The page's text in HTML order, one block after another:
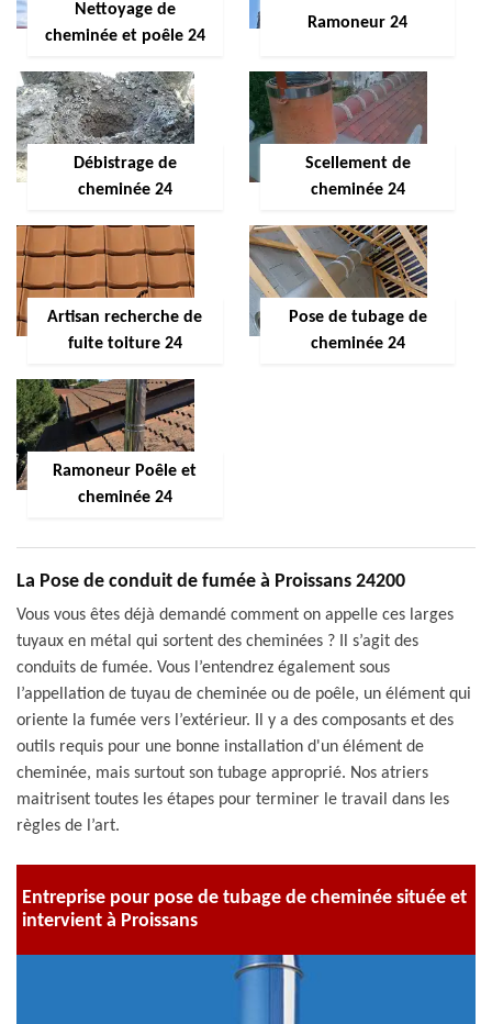
Nettoyage de
cheminée et poêle 24
Ramoneur 24
Débistrage de
cheminée 24
Scellement de
cheminée 24
Artisan recherche de
fuite toiture 24
Pose de tubage de
cheminée 24
Ramoneur Poêle et
cheminée 24
La Pose de conduit de fumée à Proissans 24200
Vous vous êtes déjà demandé comment on appelle ces larges
tuyaux en métal qui sortent des cheminées ? Il s’agit des
conduits de fumée. Vous l’entendrez également sous
l’appellation de tuyau de cheminée ou de poêle, un élément qui
oriente la fumée vers l’extérieur. Il y a des composants et des
outils requis pour une bonne installation d'un élément de
cheminée, mais surtout son tubage approprié. Nos atriers
maitrisent toutes les étapes pour terminer le travail dans les
règles de l’art.
Entreprise pour pose de tubage de cheminée située et
intervient à Proissans